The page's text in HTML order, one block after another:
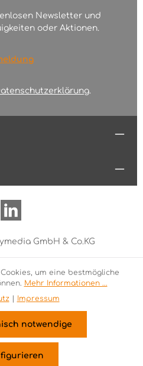
Newsletter und
oder Aktionen.
.
GmbH & Co.KG
um eine bestmögliche
Mehr Informationen ...
| Impressum
notwendige